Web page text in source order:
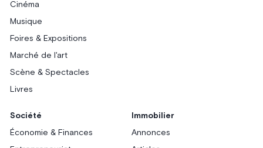
Cinéma
Musique
Foires & Expositions
Marché de l'art
Scène & Spectacles
Livres
Société
Économie & Finances
Immobilier
Annonces